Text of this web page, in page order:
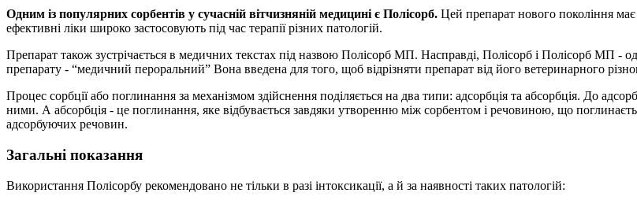
Одним із популярних сорбентів у сучасній вітчизняній медицині є Полісорб. Цей препарат нового покоління має
ефективні ліки широко застосовують під час терапії різних патологій.
Препарат також зустрічається в медичних текстах під назвою Полісорб МП. Насправді, Полісорб і Полісорб МП -
препарату - “медичний пероральний” Вона введена для того, щоб відрізняти препарат від його ветеринарного
Процес сорбції або поглинання за механізмом здійснення поділяється на два типи: адсорбція та абсорбція. До
ними. А абсорбція - це поглинання, яке відбувається завдяки утворенню між сорбентом і речовиною, що
адсорбуючих речовин.
Загальні показання
Використання Полісорбу рекомендовано не тільки в разі інтоксикації, а й за наявності таких патологій: